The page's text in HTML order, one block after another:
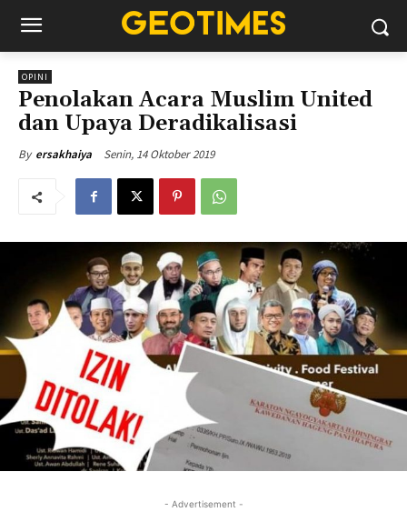
OPINI
Penolakan Acara Muslim United
dan Upaya Deradikalisasi
By ersakhaiya Senin, 14 Oktober 2019
- Advertisement -